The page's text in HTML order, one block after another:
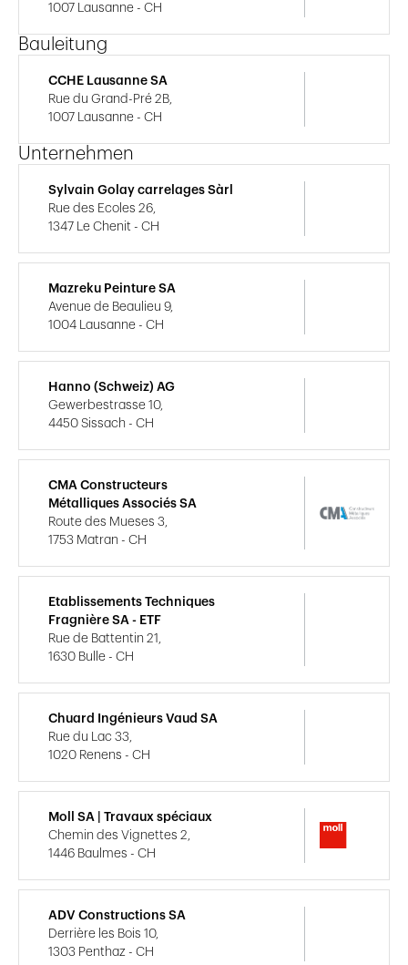
1007 Lausanne - CH
Bauleitung
CCHE Lausanne SA
Rue du Grand-Pré 2B,
1007 Lausanne - CH
Unternehmen
Sylvain Golay carrelages Sàrl
Rue des Ecoles 26,
1347 Le Chenit - CH
Mazreku Peinture SA
Avenue de Beaulieu 9,
1004 Lausanne - CH
Hanno (Schweiz) AG
Gewerbestrasse 10,
4450 Sissach - CH
CMA Constructeurs
Métalliques Associés SA
Route des Mueses 3,
1753 Matran - CH
Etablissements Techniques
Fragnière SA - ETF
Rue de Battentin 21,
1630 Bulle - CH
Chuard Ingénieurs Vaud SA
Rue du Lac 33,
1020 Renens - CH
Moll SA | Travaux spéciaux
Chemin des Vignettes 2,
1446 Baulmes - CH
ADV Constructions SA
Derrière les Bois 10,
1303 Penthaz - CH